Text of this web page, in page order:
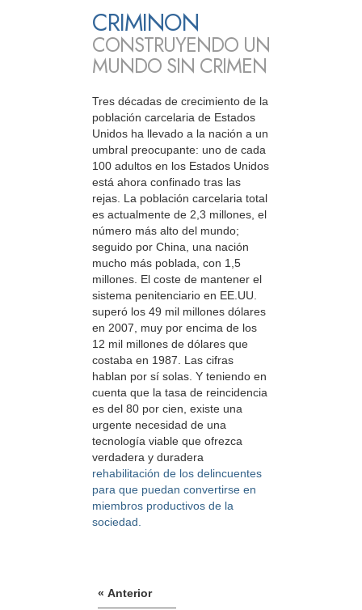
CRIMINON
CONSTRUYENDO UN
MUNDO SIN CRIMEN
Tres décadas de crecimiento de la
población carcelaria de Estados
Unidos ha llevado a la nación a un
umbral preocupante: uno de cada
100 adultos en los Estados Unidos
está ahora confinado tras las
rejas. La población carcelaria total
es actualmente de 2,3 millones, el
número más alto del mundo;
seguido por China, una nación
mucho más poblada, con 1,5
millones. El coste de mantener el
sistema penitenciario en EE.UU.
superó los 49 mil millones dólares
en 2007, muy por encima de los
12 mil millones de dólares que
costaba en 1987. Las cifras
hablan por sí solas. Y teniendo en
cuenta que la tasa de reincidencia
es del 80 por cien, existe una
urgente necesidad de una
tecnología viable que ofrezca
verdadera y duradera
rehabilitación de los delincuentes
para que puedan convertirse en
miembros productivos de la
sociedad.
« Anterior